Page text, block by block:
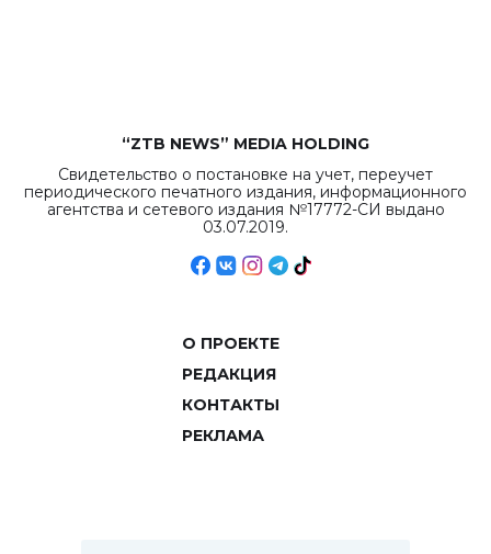
“ZTB NEWS” MEDIA HOLDING
Свидетельство о постановке на учет, переучет
периодического печатного издания, информационного
агентства и сетевого издания №17772-СИ выдано
03.07.2019.
О ПРОЕКТЕ
РЕДАКЦИЯ
КОНТАКТЫ
РЕКЛАМА